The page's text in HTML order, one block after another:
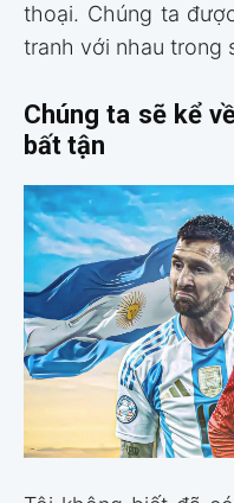
thoại. Chúng ta
tranh với nhau trong
Chúng ta sẽ kể
bất tận